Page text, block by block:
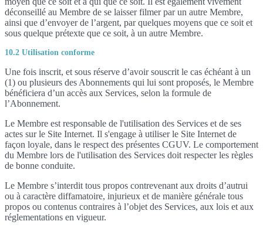
déconseillé au Membre de se laisser filmer par un autre Membre,
ainsi que d’envoyer de l’argent, par quelques moyens que ce soit et
sous quelque prétexte que ce soit, à un autre Membre.
10.2 Utilisation conforme
Une fois inscrit, et sous réserve d’avoir souscrit le cas échéant à un
(1) ou plusieurs des Abonnements qui lui sont proposés, le Membre
bénéficiera d’un accès aux Services, selon la formule de
l’Abonnement.
Le Membre est responsable de l'utilisation des Services et de ses
actes sur le Site Internet. Il s'engage à utiliser le Site Internet de
façon loyale, dans le respect des présentes CGUV. Le comportement
du Membre lors de l'utilisation des Services doit respecter les règles
de bonne conduite.
Le Membre s’interdit tous propos contrevenant aux droits d’autrui
ou à caractère diffamatoire, injurieux et de manière générale tous
propos ou contenus contraires à l’objet des Services, aux lois et aux
réglementations en vigueur.